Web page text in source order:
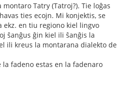
Tatry (Tatroj?). Tie loĝas
ties ecojn. Mi konjektis, se
ekz. en tiu regiono kiel lingvo
ŝanĝus ĝin kiel ili ŝanĝis la
ili kreus la montarana dialekto de
la fadeno estas en la fadenaro